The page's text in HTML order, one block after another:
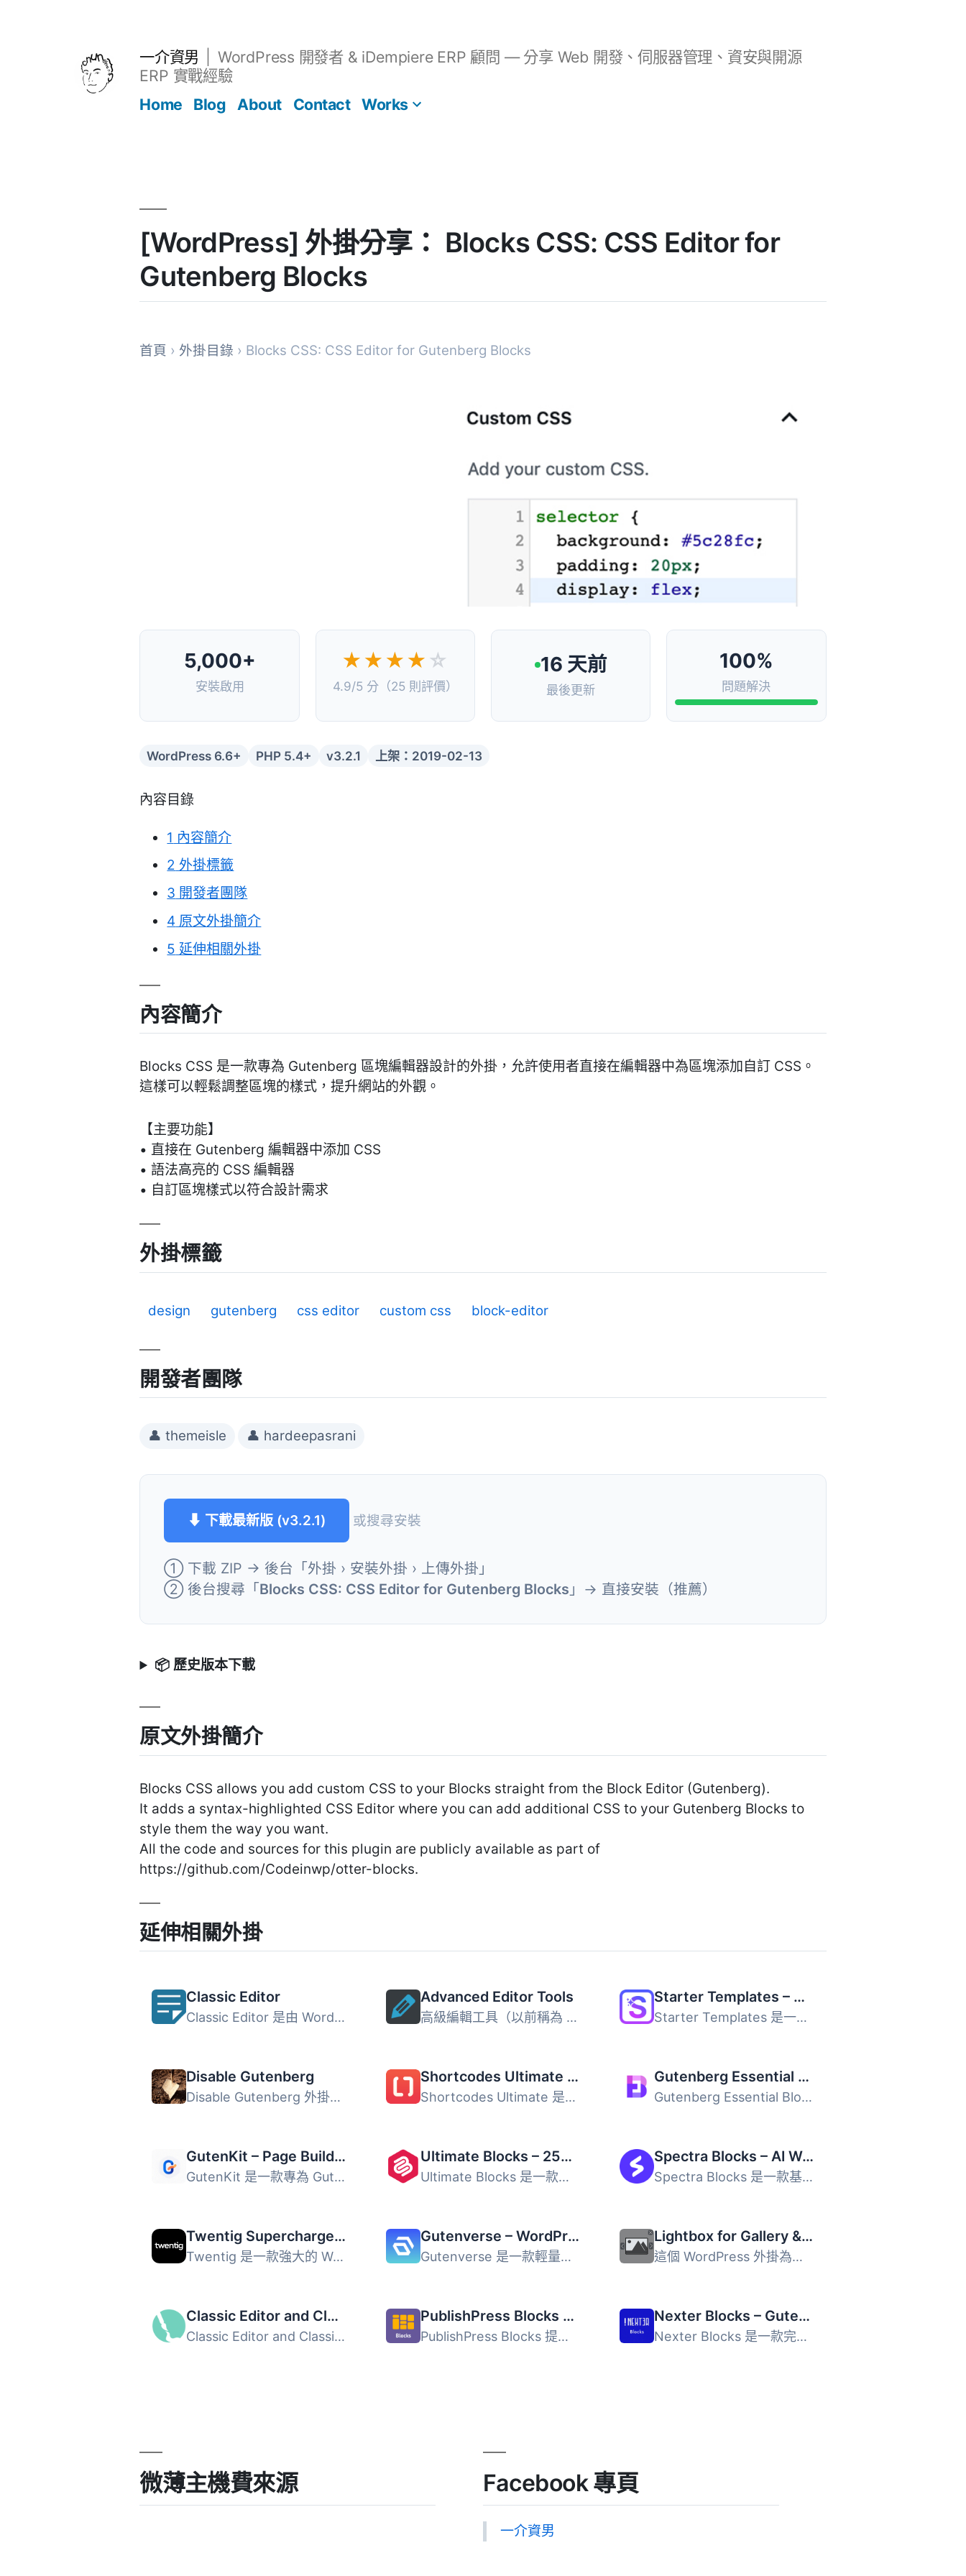
一介資男
WordPress 開發者 & iDempiere ERP 顧問 — 分享 Web 開發、伺服器管理、資安與開源
ERP 實戰經驗
Home
Blog About Contact Works
[WordPress] 外掛分享： Blocks CSS: CSS Editor for
Gutenberg Blocks
首頁 › 外掛目錄 › Blocks CSS: CSS Editor for Gutenberg Blocks
5,000+
安裝啟用
★★★★ ☆
4.9/5 分（25 則評價）
16 天前
最後更新
100%
問題解決
WordPress 6.6+ PHP 5.4+ v3.2.1 上架：2019-02-13
內容目錄
1 內容簡介
2 外掛標籤
3 開發者團隊
4 原文外掛簡介
5 延伸相關外掛
內容簡介
Blocks CSS 是一款專為 Gutenberg 區塊編輯器設計的外掛，允許使用者直接在編輯器中為區塊添加自訂 CSS。
這樣可以輕鬆調整區塊的樣式，提升網站的外觀。
【主要功能】
• 直接在 Gutenberg 編輯器中添加 CSS
• 語法高亮的 CSS 編輯器
• 自訂區塊樣式以符合設計需求
外掛標籤
design gutenberg css editor custom css block-editor
開發者團隊
👤 themeisle 👤 hardeepasrani
⬇ 下載最新版 (v3.2.1) 或搜尋安裝
① 下載 ZIP → 後台「外掛 › 安裝外掛 › 上傳外掛」
② 後台搜尋「Blocks CSS: CSS Editor for Gutenberg Blocks 」→ 直接安裝（推薦）
📦 歷史版本下載
原文外掛簡介
Blocks CSS allows you add custom CSS to your Blocks straight from the Block Editor (Gutenberg).
It adds a syntax-highlighted CSS Editor where you can add additional CSS to your Gutenberg Blocks to
style them the way you want.
All the code and sources for this plugin are publicly available as part of
https://github.com/Codeinwp/otter-blocks.
延伸相關外掛
Classic Editor
Classic Editor 是由 WordPress 團隊維護的官方外掛程式，可...
Advanced Editor Tools
高級編輯工具（以前稱為 TinyMCE Advanced）引入了一個「經典...
Starter Templates – AI-Powered Templates for Elementor & Gutenberg
Starter Templates 是一款 AI 驅動的網站建置外掛，能讓使用...
Disable Gutenberg
Disable Gutenberg 外掛可完全禁用 Gutenberg 編輯器，並恢復...
Shortcodes Ultimate – Content Elements
Shortcodes Ultimate 是一款 WordPress 外掛，提供超過 50 種...
Gutenberg Essential Blocks – Page Builder for Gutenberg Blocks & Patterns
Gutenberg Essential Blocks 是一款專為 WordPress 預設編輯...
GutenKit – Page Builder Blocks, Patterns, and Templates for Gutenberg Block Editor
GutenKit 是一款專為 Gutenberg 編輯器設計的外掛，提供超過 ...
Ultimate Blocks – 25+ Blocks for Block Editor
Ultimate Blocks 是一款專為部落客與內容行銷人員打造的免費 ...
Spectra Blocks – AI Website Builder for the Block Editor
Spectra Blocks 是一款基於 WordPress 現代核心區塊 API 重建...
Twentig Supercharged Block Editor – Blocks, Patterns, Starter Sites, Portfolio
Twentig 是一款強大的 WordPress 外掛，專為區塊編輯器設計，...
Gutenverse – WordPress Blocks, Page Builder & Site Editor
Gutenverse 是一款輕量級的 WordPress 外掛，專為 Gutenberg ...
Lightbox for Gallery & Image Block
這個 WordPress 外掛為標準 WordPress 圖庫及圖像區塊新增了...
Classic Editor and Classic Widgets
Classic Editor and Classic Widgets 外掛可讓使用者輕鬆停用...
PublishPress Blocks – Block Controls, Block Visibility, Block Permissions
PublishPress Blocks 提供您在 WordPress 區塊編輯器中建立專...
Nexter Blocks – Gutenberg Blocks, Page Builder & AI Website Builder
Nexter Blocks 是一款完整的 WordPress 網站與頁面建構器，內...
微薄主機費來源 Facebook 專頁
一介資男